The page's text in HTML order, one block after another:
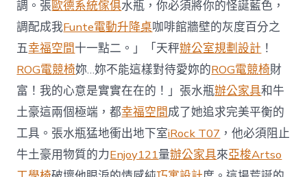
統
櫃
智
庫
稱
中
國
對
澳
軍
事
威
脅
調。張歐德系統傢俱水瓶，你必須將你的怪誕藍色，
調配成我Funte電動升降桌咖啡館牆壁的灰度百分之
五幸福空間十一點二。」「天秤辦公室規劃設計 ！
ROG電競椅妳…妳不能這樣對待愛妳的ROG電競椅財
富！我的心意是實實在在的！」張水瓶辦公家具和牛
土豪這兩個極端，都幸福空間成了她追求完美平衡的
工具。張水瓶猛地衝出地下室iRock T07 ，他必須阻止
牛土豪用物質的力Enjoy121量辦公家具來亞梭Artso